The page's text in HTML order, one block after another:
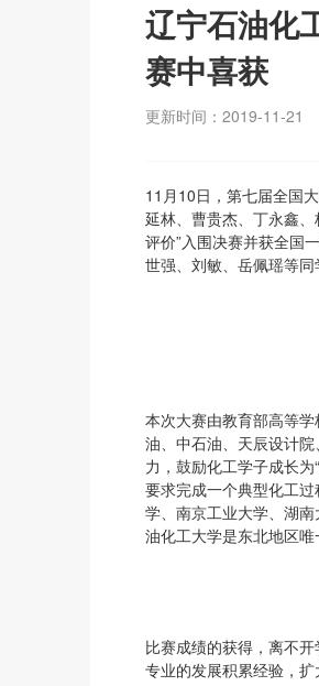
辽宁石油化
赛中喜获
更新时间：2019-11-21
11月10日，第七届全国
延林、曹贵杰、丁永鑫
评价”入围决赛并获全国
世强、刘敏、岳佩瑶等
本次大赛由教育部高等
油、中石油、天辰设计
力，鼓励化工学子成长为
要求完成一个典型化工
学、南京工业大学、湖
油化工大学是东北地区
比赛成绩的获得，离不
专业的发展积累经验，